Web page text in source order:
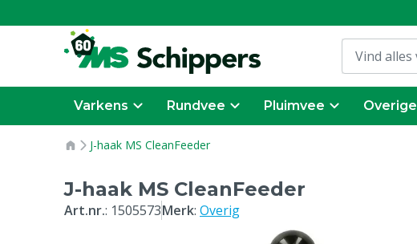
Varkens Rundvee Pluimvee Overige
J-haak MS CleanFeeder
J-haak MS CleanFeeder
Art.nr.: 1505573Merk: Overig